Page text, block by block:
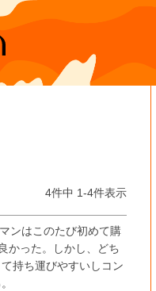
4件中 1-4件表示
ンはこのたび初めて購
かった。しかし、どち
持ち運びやすいしコン